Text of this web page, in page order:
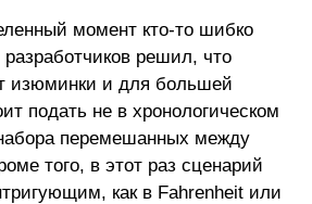
момент кто-то шибко
решил, что
изюминки и для большей
подать не в хронологическом
перемешанных между
того, в этот раз сценарий
как в Fahrenheit или